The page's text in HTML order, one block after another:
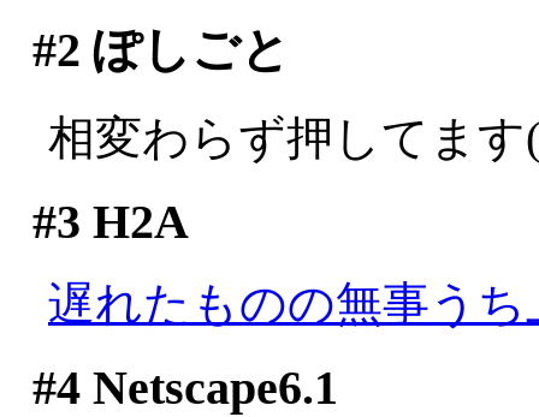
#2 ぽしごと
相変わらず押してま
#3 H2A
遅れたものの無事う
#4Netscape6.1